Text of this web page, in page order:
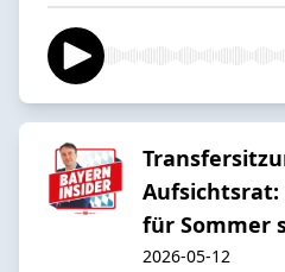
für Sommer
2026-05-12